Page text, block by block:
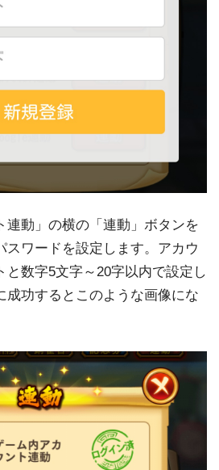
連動」の横の「連動」ボタンを
スワードを設定します。アカウ
と数字5文字～20字以内で設定し
成功するとこのような画像にな